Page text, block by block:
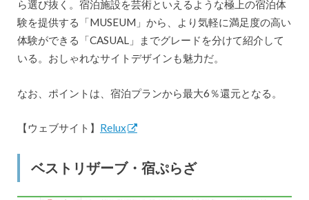
ら選び抜く。宿泊施設を芸術といえるような極上の宿泊体
験を提供する「MUSEUM」から、より気軽に満足度の高い
体験ができる「CASUAL」までグレードを分けて紹介して
いる。おしゃれなサイトデザインも魅力だ。
なお、ポイントは、宿泊プランから最大6％還元となる。
【ウェブサイト】 Relux
ベストリザーブ・宿ぷらざ